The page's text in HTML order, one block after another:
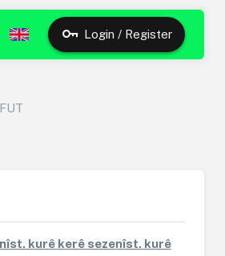
Login / Register
FUT
kurê kerê sezenîst. kurê